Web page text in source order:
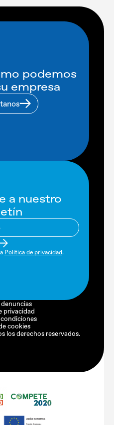
podemos
empresa
a nuestro
Política de privacidad.
los derechos reservados.
denuncias
privacidad
condiciones
cookies